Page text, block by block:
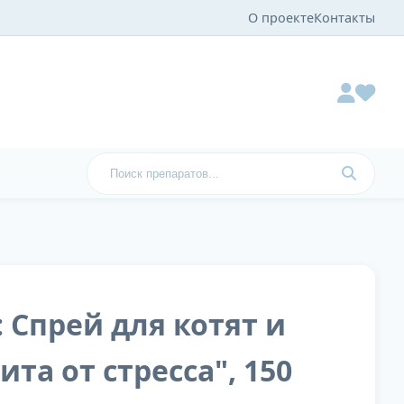
О проектеКонтакты
Спрей для котят и
от стресса", 150